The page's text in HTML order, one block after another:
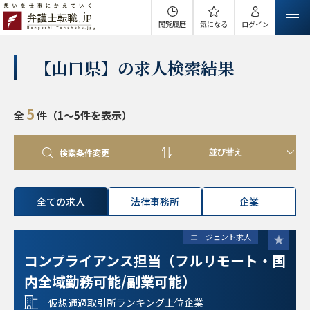
閲覧履歴 気になる ログイン
【山口県】の求人検索結果
全 5件（1～5件を表示）
検索条件変更
全ての求人 法律事務所 企業
エージェント求人
コンプライアンス担当（フルリモート・国
内全域勤務可能/副業可能）
仮想通過取引所ランキング上位企業